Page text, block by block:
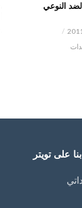
النوعي
على تويتر